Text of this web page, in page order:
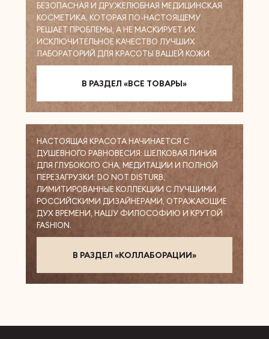
БЕЗОПАСНАЯ И ДРУЖЕЛЮБНАЯ МЕДИЦИНСКАЯ
КОСМЕТИКА, КОТОРАЯ ПО-НАСТОЯЩЕМУ
РЕШАЕТ ПРОБЛЕМЫ, А НЕ МАСКИРУЕТ ИХ.
ИСКЛЮЧИТЕЛЬНОЕ КАЧЕСТВО ЛУЧШИХ
ЛАБОРАТОРИЙ ДЛЯ КРАСОТЫ ВАШЕЙ КОЖИ.
В РАЗДЕЛ «ВСЕ ТОВАРЫ»
В РАЗДЕЛ «КОЛЛАБОРАЦИИ»
НАСТОЯЩАЯ КРАСОТА НАЧИНАЕТСЯ С
ДУШЕВНОГО РАВНОВЕСИЯ: ШЕЛКОВАЯ ЛИНИЯ
ДЛЯ ГЛУБОКОГО СНА, МЕДИТАЦИИ И ПОЛНОЙ
ПЕРЕЗАГРУЗКИ: DO NOT DISTURB,
ЛИМИТИРОВАННЫЕ КОЛЛЕКЦИИ С ЛУЧШИМИ
РОССИЙСКИМИ ДИЗАЙНЕРАМИ, ОТРАЖАЮЩИЕ
ДУХ ВРЕМЕНИ, НАШУ ФИЛОСОФИЮ И КРУТОЙ
FASHION.